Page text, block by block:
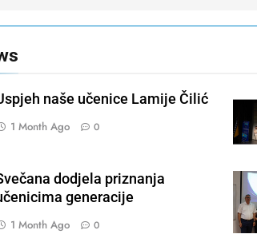
naše učenice Lamije Čilić
1 Month Ago 0
dodjela priznanja
generacije
1 Month Ago 0